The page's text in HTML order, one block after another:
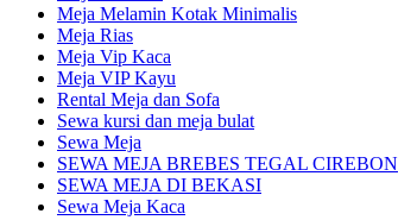
Meja Melamin Kotak Minimalis
Meja Rias
Meja Vip Kaca
Meja VIP Kayu
Rental Meja dan Sofa
Sewa kursi dan meja bulat
Sewa Meja
SEWA MEJA BREBES TEGAL CIREBON
SEWA MEJA DI BEKASI
Sewa Meja Kaca